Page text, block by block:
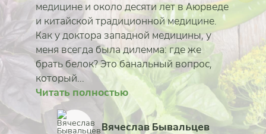
медицине и около десяти лет в Аюрведе
и китайской традиционной медицине.
Как у доктора западной медицины, у
меня всегда была дилемма: где же
брать белок? Это банальный вопрос,
который...
Читать полностью
Вячеслав Бывальцев
Читать полностью
Екатерина Короткая
Читать полностью
Александр Иванов
Читать полностью
Марина Карпова
Читать полностью
Арина Гусева
Читать полностью
Татьяна Еськина-
Читать полностью
Анастасия Башук
Читать полностью
Родион Головачёв